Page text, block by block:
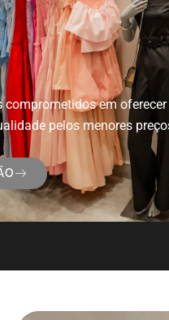
comprometidos em oferecer
pelos menores